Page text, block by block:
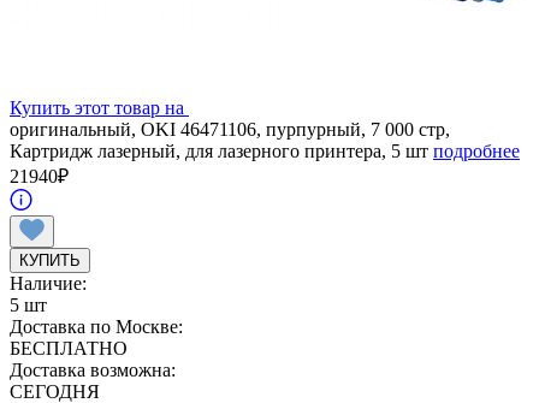
Купить этот товар на
оригинальный, OKI 46471106, пурпурный, 7 000 стр,
Картридж лазерный, для лазерного принтера, 5 шт подробнее
21940₽
КУПИТЬ
Наличие:
5 шт
Доставка по Москве:
БЕСПЛАТНО
Доставка возможна:
СЕГОДНЯ